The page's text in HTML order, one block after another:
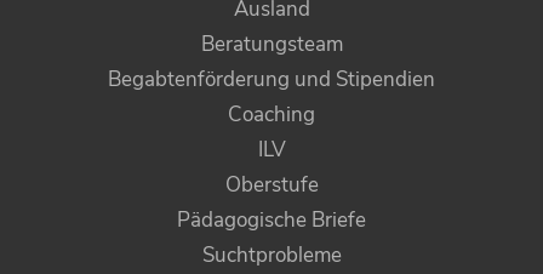
Ausland
Beratungsteam
Begabtenförderung und Stipendien
Coaching
ILV
Oberstufe
Pädagogische Briefe
Suchtprobleme